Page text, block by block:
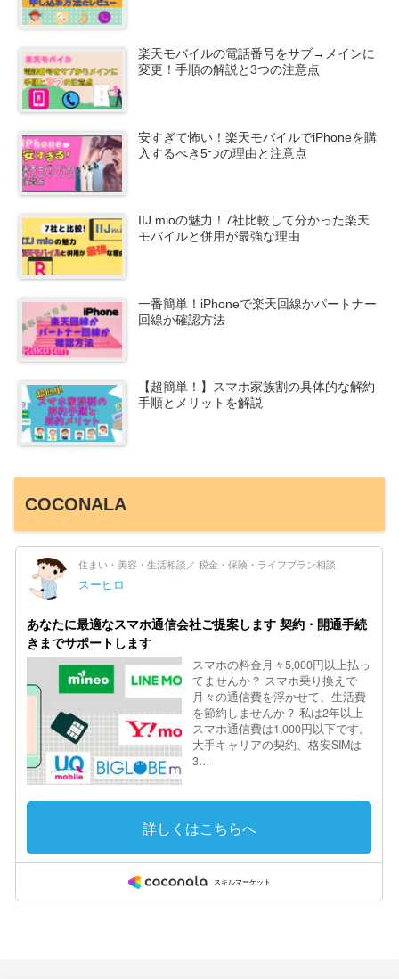
楽天モバイルの電話番号をサブ→メインに
変更！手順の解説と3つの注意点
安すぎて怖い！楽天モバイルでiPhoneを購
入するべき5つの理由と注意点
IIJ mioの魅力！7社比較して分かった楽天
モバイルと併用が最強な理由
一番簡単！iPhoneで楽天回線かパートナー
回線か確認方法
【超簡単！】スマホ家族割の具体的な解約
手順とメリットを解説
COCONALA